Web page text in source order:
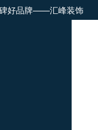
好品牌——汇峰装饰